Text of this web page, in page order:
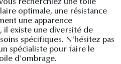
recherchiez une toile
optimale, une résistance
une apparence
il existe une diversité de
spécifiques. N'hésitez pas
spécialiste pour faire le
d'ombrage.